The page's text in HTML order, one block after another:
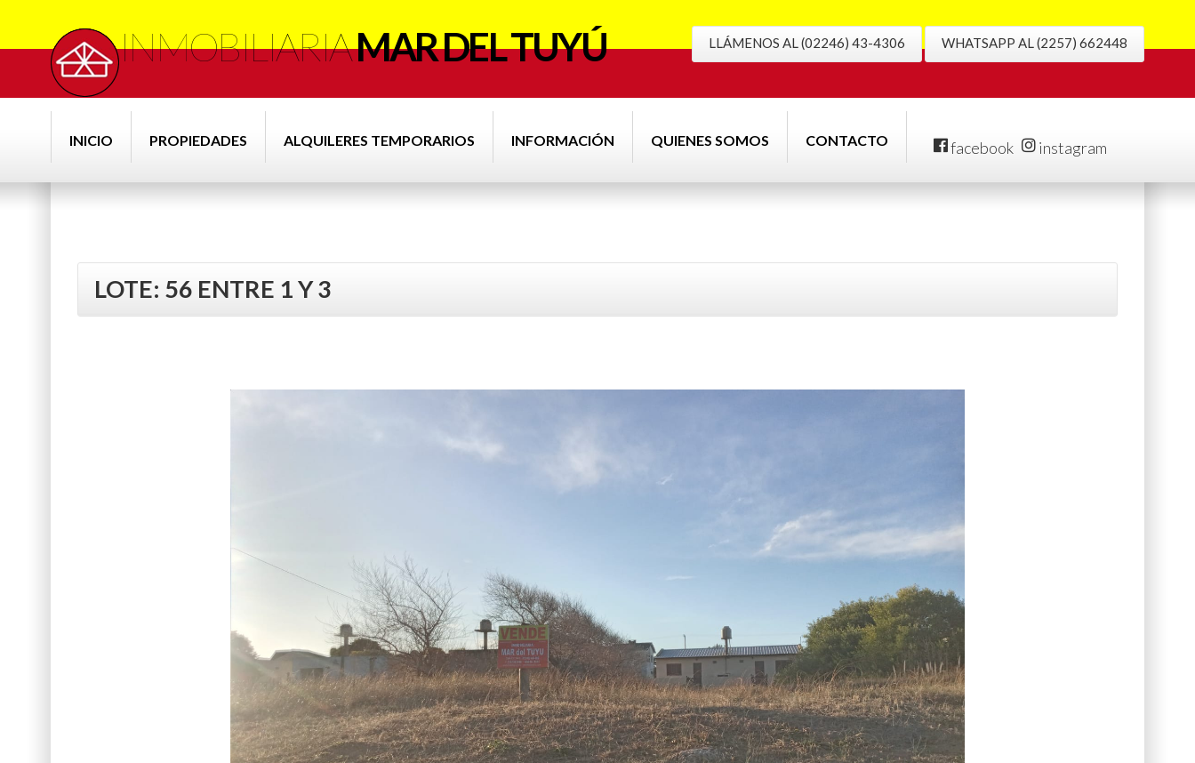
INMOBILIARIAMAR DEL TUYÚ LLÁMENOS AL (02246) 43-4306 WHATSAPP AL (2257) 662448
INICIO PROPIEDADES ALQUILERES TEMPORARIOS INFORMACIÓN QUIENES SOMOS CONTACTO facebook instagram
LOTE: 56 ENTRE 1 Y 3